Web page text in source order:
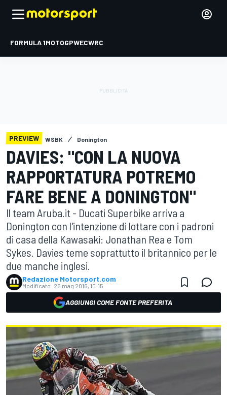
FORMULA 1MOTOGPWECWRC
PREVIEW WSBK Donington
DAVIES: "CON LA NUOVA
RAPPORTATURA POTREMO
FARE BENE A DONINGTON"
Il team Aruba.it - Ducati Superbike arriva a
Donington con l'intenzione di lottare con i padroni
di casa della Kawasaki: Jonathan Rea e Tom
Sykes. Davies teme soprattutto il britannico per le
due manche inglesi.
Redazione Motorsport.com
Modificato: 25 mag 2016, 10:15
AGGIUNGI COME FONTE PREFERITA